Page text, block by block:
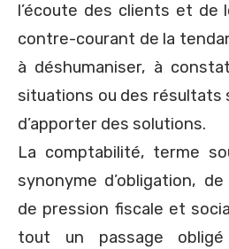
l’écoute des clients et de
contre-courant de la
à déshumaniser, à
situations ou des résultats
d’apporter des solutions.
La comptabilité, terme
synonyme d’obligation,
de pression fiscale et
tout un passage